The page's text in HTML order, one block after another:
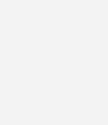
regelmäßig von uns
gebündelt und
ich damit einverstanden, über